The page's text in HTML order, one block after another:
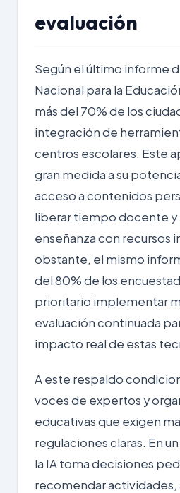
evaluación
Según el último informe
Nacional para la
más del 70% de los
integración de
centros escolares. Este
gran medida a su
acceso a contenidos
liberar tiempo docente y
enseñanza con recursos
obstante, el mismo
del 80% de los
prioritario implementar
evaluación continuada
impacto real de estas
A este respaldo
voces de expertos y
educativas que exigen
regulaciones claras. En
la IA toma decisiones
recomendar actividades,